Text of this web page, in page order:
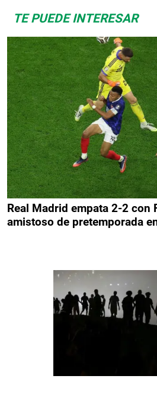
TE PUEDE INTERESAR
Real Madrid empata 2-2 con
amistoso de pretemporada